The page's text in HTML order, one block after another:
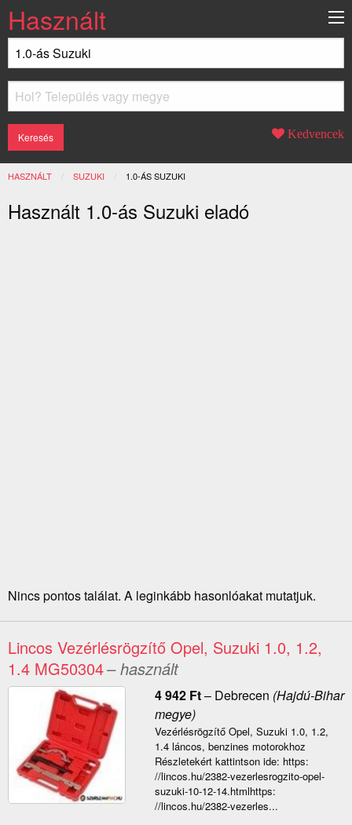
Használt
Kedvencek
HASZNÁLT SUZUKI JELENLEGI:
1.0-ÁS SUZUKI
Használt 1.0-ás Suzuki eladó
Nincs pontos találat. A leginkább hasonlóakat mutatjuk.
Lincos Vezérlésrögzítő Opel, Suzuki 1.0, 1.2,
1.4 MG50304– használt
4 942 Ft– Debrecen (Hajdú-Bihar
megye)
Vezérlésrögzítő Opel, Suzuki 1.0, 1.2,
1.4 láncos, benzines motorokhoz
Részletekért kattintson ide: https:
//lincos.hu/2382-vezerlesrogzito-opel-
suzuki-10-12-14.htmlhttps:
//lincos.hu/2382-vezerles...